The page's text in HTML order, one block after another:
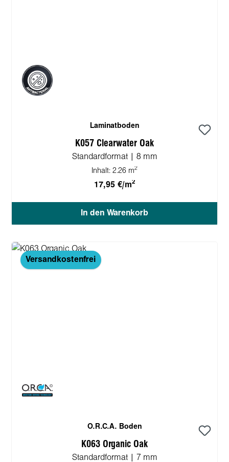
Laminatboden
K057 Clearwater Oak
Standardformat | 8 mm
Inhalt: 2.26 m2
17,95 €/m2
In den Warenkorb
Versandkostenfrei
O.R.C.A. Boden
K063 Organic Oak
Standardformat | 7 mm